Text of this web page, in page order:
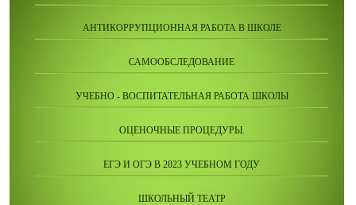
АНТИКОРРУПЦИОННАЯ РАБОТА В ШКОЛЕ
САМООБСЛЕДОВАНИЕ
УЧЕБНО - ВОСПИТАТЕЛЬНАЯ РАБОТА ШКОЛЫ
ОЦЕНОЧНЫЕ ПРОЦЕДУРЫ.
ЕГЭ И ОГЭ В 2023 УЧЕБНОМ ГОДУ
ШКОЛЬНЫЙ ТЕАТР